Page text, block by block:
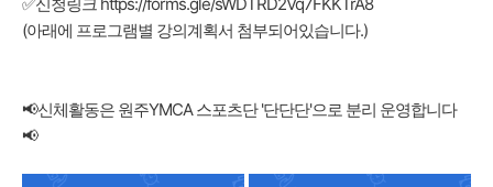
(아래에 프로그램별 강의계획서 첨부되어있습니다.)
📢신체활동은 원주YMCA 스포츠단 '단단단'으로 분리 운영합니다
📢